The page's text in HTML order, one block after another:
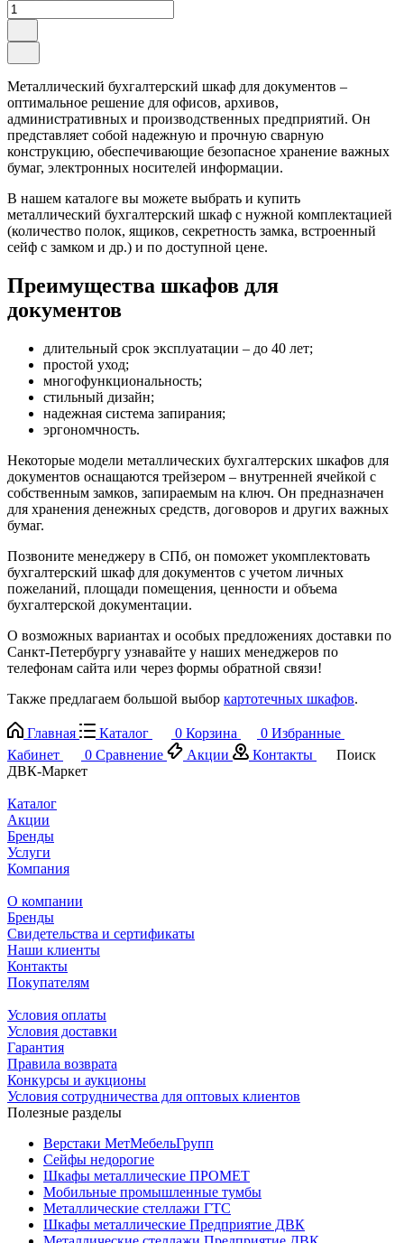
Металлический бухгалтерский шкаф для документов –
оптимальное решение для офисов, архивов,
административных и производственных предприятий. Он
представляет собой надежную и прочную сварную
конструкцию, обеспечивающие безопасное хранение важных
бумаг, электронных носителей информации.
В нашем каталоге вы можете выбрать и купить
металлический бухгалтерский шкаф с нужной комплектацией
(количество полок, ящиков, секретность замка, встроенный
сейф с замком и др.) и по доступной цене.
Преимущества шкафов для
документов
длительный срок эксплуатации – до 40 лет;
простой уход;
многофункциональность;
стильный дизайн;
надежная система запирания;
эргономчность.
Некоторые модели металлических бухгалтерских шкафов для
документов оснащаются трейзером – внутренней ячейкой с
собственным замков, запираемым на ключ. Он предназначен
для хранения денежных средств, договоров и других важных
бумаг.
Позвоните менеджеру в СПб, он поможет укомплектовать
бухгалтерский шкаф для документов с учетом личных
пожеланий, площади помещения, ценности и объема
бухгалтерской документации.
О возможных вариантах и особых предложениях доставки по
Санкт-Петербургу узнавайте у наших менеджеров по
телефонам сайта или через формы обратной связи!
Также предлагаем большой выбор картотечных шкафов.
Главная Каталог 0 Корзина 0 Избранные
Кабинет
0 Сравнение Акции Контакты
Поиск
ДВК-Маркет
Каталог
Акции
Бренды
Услуги
Компания
О компании
Бренды
Свидетельства и сертификаты
Наши клиенты
Контакты
Покупателям
Условия оплаты
Условия доставки
Гарантия
Правила возврата
Конкурсы и аукционы
Условия сотрудничества для оптовых клиентов
Полезные разделы
Верстаки МетМебельГрупп
Сейфы недорогие
Шкафы металлические ПРОМЕТ
Мобильные промышленные тумбы
Металлические стеллажи ГТС
Шкафы металлические Предприятие ДВК